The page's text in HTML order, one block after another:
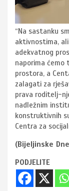
“Na sastanku
aktivnostima,
adekvatnog
naporima ćemo
prostora, a
zalagati za
prava roditelj-
nadležnim
konstruktivnih
Centra za
(Bijeljinske
PODJELITE